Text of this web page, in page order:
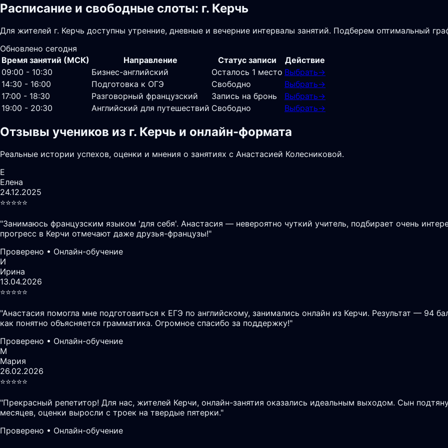
Расписание и свободные слоты: г. Керчь
Для жителей г. Керчь доступны утренние, дневные и вечерние интервалы занятий. Подберем оптимальный
Обновлено сегодня
Время занятий (МСК)
Направление Статус записи
Действие
09:00 - 10:30
Бизнес-английский Осталось 1 место Выбрать→
14:30 - 16:00
Подготовка к ОГЭ Свободно Выбрать→
17:00 - 18:30
Разговорный французский Запись на бронь Выбрать→
19:00 - 20:30
Английский для путешествий Свободно Выбрать→
Отзывы учеников из г. Керчь и онлайн-формата
Реальные истории успехов, оценки и мнения о занятиях с Анастасией Колесниковой.
Е
Елена
24.12.2025
⭐️⭐️⭐️⭐️⭐️
"Занимаюсь французским языком 'для себя'. Анастасия — невероятно чуткий учитель, подбирает очень
прогресс в Керчи отмечают даже друзья-французы!"
Проверено • Онлайн-обучение
И
Ирина
13.04.2026
⭐️⭐️⭐️⭐️⭐️
"Анастасия помогла мне подготовиться к ЕГЭ по английскому, занимались онлайн из Керчи. Результат — 94
как понятно объясняется грамматика. Огромное спасибо за поддержку!"
Проверено • Онлайн-обучение
М
Мария
26.02.2026
⭐️⭐️⭐️⭐️⭐️
"Прекрасный репетитор! Для нас, жителей Керчи, онлайн-занятия оказались идеальным выходом. Сын
месяцев, оценки выросли с троек на твердые пятерки."
Проверено • Онлайн-обучение